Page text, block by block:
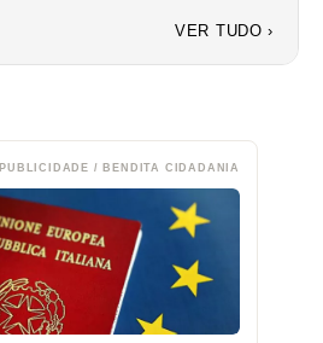
VER TUDO ›
PUBLICIDADE / BENDITA CIDADANIA